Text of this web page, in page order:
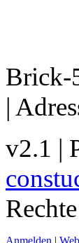
Brick-
|
v2.1 |
Anmelden |